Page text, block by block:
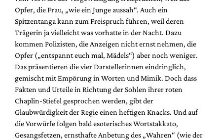
Opfer, die Frau, „wie ein Junge aussah“. Auch ein
Spitzentanga kann zum Freispruch führen, weil deren
Trägerin ja vielleicht was vorhatte in der Nacht. Dazu
kommen Polizisten, die Anzeigen nicht ernst nehmen, die
Opfer („entspannt euch mal, Mädels“) aber noch weniger.
Das präsentieren die vier Darstellerinnen eindringlich,
gemischt mit Empörung in Worten und Mimik. Doch dass
Fakten und Urteile in Richtung der Sohlen ihrer roten
Chaplin-Stiefel gesprochen werden, gibt der
Glaubwürdigkeit der Regie einen heftigen Knacks. Und auf
die Vorwürfe folgen bald esoterisches Wortstakkato,
Gesangsfetzen, ernsthafte Anbetung des „Wahren“ (wie der